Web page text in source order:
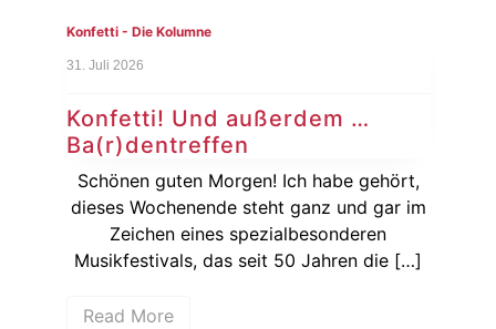
Konfetti - Die Kolumne
31. Juli 2026
Konfetti! Und außerdem …
Ba(r)dentreffen
Schönen guten Morgen! Ich habe gehört,
dieses Wochenende steht ganz und gar im
Zeichen eines spezialbesonderen
Musikfestivals, das seit 50 Jahren die […]
Read More